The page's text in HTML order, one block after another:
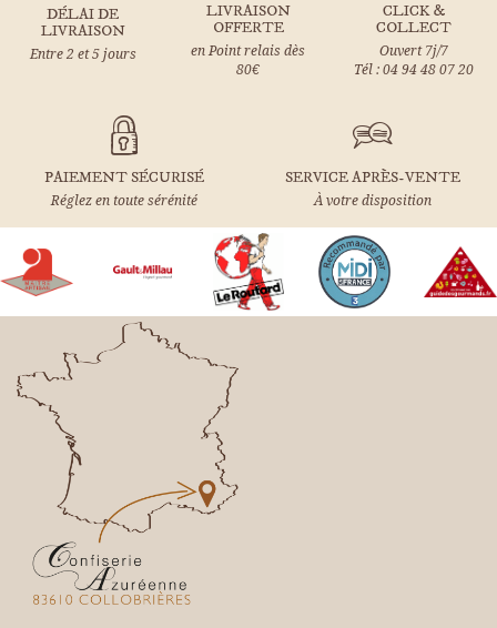
DÉLAI DE
LIVRAISON
Entre 2 et 5 jours
LIVRAISON
OFFERTE
en Point relais dès
80€
CLICK &
COLLECT
Ouvert 7j/7
Tél : 04 94 48 07 20
PAIEMENT SÉCURISÉ
Réglez en toute sérénité
SERVICE APRÈS-VENTE
À votre disposition